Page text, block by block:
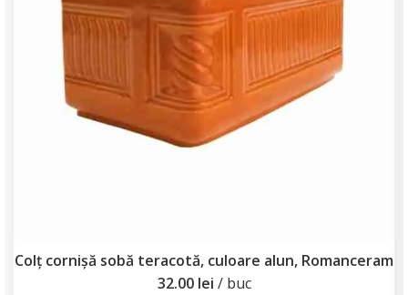
Colț cornișă sobă teracotă, culoare alun, Romanceram
32.00 lei buc